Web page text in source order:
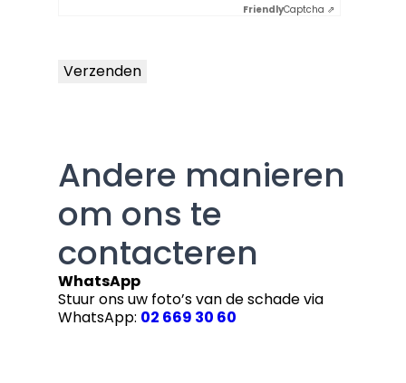
FriendlyCaptcha ⇗
Verzenden
Andere manieren
om ons te
contacteren
WhatsApp
Stuur ons uw foto’s van de schade via
WhatsApp: 02 669 30 60